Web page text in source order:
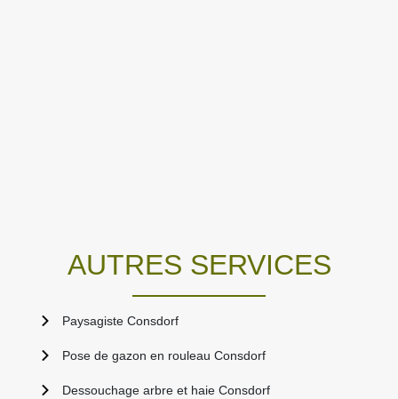
AUTRES SERVICES
Paysagiste Consdorf
Pose de gazon en rouleau Consdorf
Dessouchage arbre et haie Consdorf